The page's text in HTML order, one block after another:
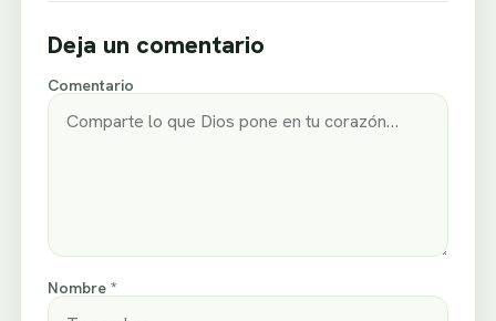
Deja un comentario
Comentario
Nombre *